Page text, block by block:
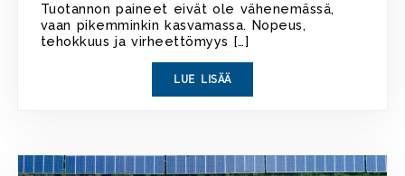
Tuotannon paineet eivät ole vähenemässä,
vaan pikemminkin kasvamassa. Nopeus,
tehokkuus ja virheettömyys […]
LUE LISÄÄ